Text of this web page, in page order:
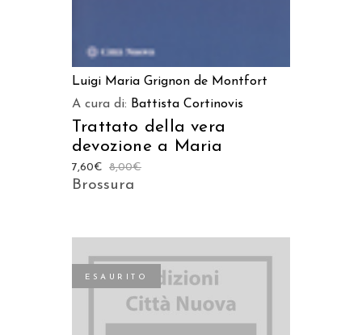
Luigi Maria Grignon de Montfort
A cura di: Battista Cortinovis
Trattato della vera
devozione a Maria
8,00€
7,60€
Brossura
ESAURITO